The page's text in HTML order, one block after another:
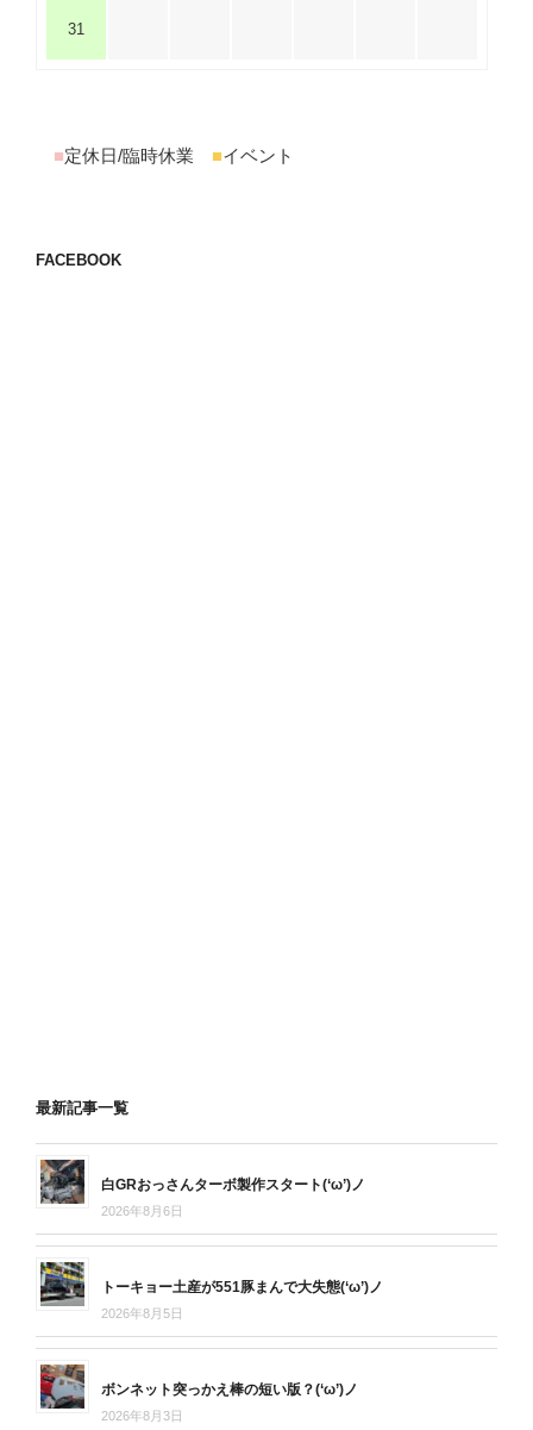
31
■定休日/臨時休業 ■イベント
FACEBOOK
最新記事一覧
白GRおっさんターボ製作スタート(‘ω’)ノ
2026年8月6日
トーキョー土産が551豚まんで大失態(‘ω’)ノ
2026年8月5日
ボンネット突っかえ棒の短い版？(‘ω’)ノ
2026年8月3日